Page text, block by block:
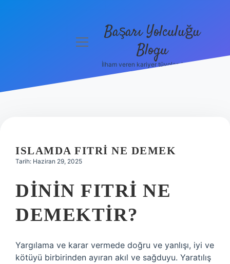
Hakkımızda
menüyüBaşarı Yolculuğu
Blogu
İlham veren kariyer tüyoları burada!
ISLAMDA FITRI NE DEMEK
Tarih: Haziran 29, 2025
DININ FITRI NE
DEMEKTIR?
Yargılama ve karar vermede doğru ve yanlışı, iyi ve
kötüyü birbirinden ayıran akıl ve sağduyu. Yaratılış